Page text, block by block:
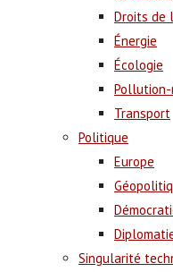
Droits de
Énergie
Écologie
Transport
Politique
Europe
Singularité